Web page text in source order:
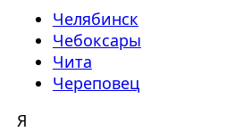
Челябинск
Чебоксары
Чита
Череповец
Я